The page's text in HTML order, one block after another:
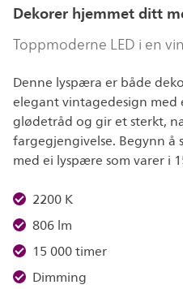
Dekorer hjemmet ditt
Toppmoderne LED i en
Denne lyspæra er både
elegant vintagedesign
glødetråd og gir et sterkt,
fargegjengivelse. Begynn å
med ei lyspære som varer i
2200 K
806 lm
15 000 timer
Dimming